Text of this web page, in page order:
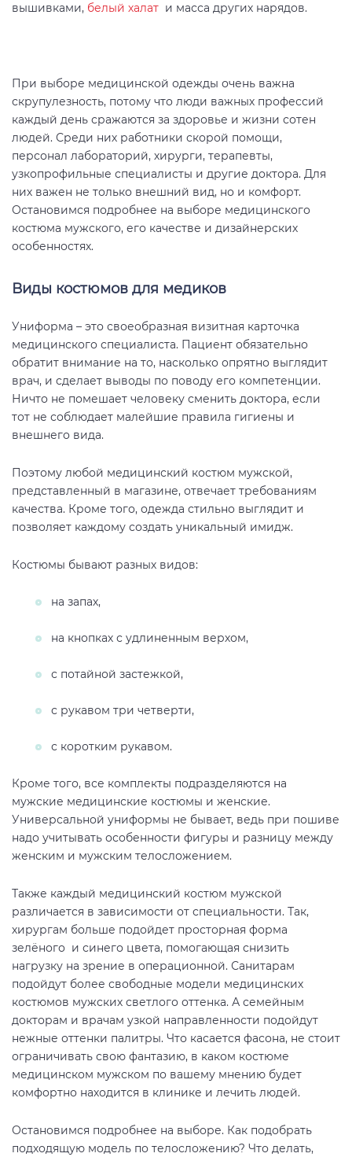
вышивками, белый халат и масса других нарядов.
При выборе медицинской одежды очень важна
скрупулезность, потому что люди важных профессий
каждый день сражаются за здоровье и жизни сотен
людей. Среди них работники скорой помощи,
персонал лабораторий, хирурги, терапевты,
узкопрофильные специалисты и другие доктора. Для
них важен не только внешний вид, но и комфорт.
Остановимся подробнее на выборе медицинского
костюма мужского, его качестве и дизайнерских
особенностях.
Виды костюмов для медиков
Униформа – это своеобразная визитная карточка
медицинского специалиста. Пациент обязательно
обратит внимание на то, насколько опрятно выглядит
врач, и сделает выводы по поводу его компетенции.
Ничто не помешает человеку сменить доктора, если
тот не соблюдает малейшие правила гигиены и
внешнего вида.
Поэтому любой медицинский костюм мужской,
представленный в магазине, отвечает требованиям
качества. Кроме того, одежда стильно выглядит и
позволяет каждому создать уникальный имидж.
Костюмы бывают разных видов:
на запах,
на кнопках с удлиненным верхом,
с потайной застежкой,
с рукавом три четверти,
с коротким рукавом.
Кроме того, все комплекты подразделяются на
мужские медицинские костюмы и женские.
Универсальной униформы не бывает, ведь при пошиве
надо учитывать особенности фигуры и разницу между
женским и мужским телосложением.
Также каждый медицинский костюм мужской
различается в зависимости от специальности. Так,
хирургам больше подойдет просторная форма
зелёного и синего цвета, помогающая снизить
нагрузку на зрение в операционной. Санитарам
подойдут более свободные модели медицинских
костюмов мужских светлого оттенка. А семейным
докторам и врачам узкой направленности подойдут
нежные оттенки палитры. Что касается фасона, не стоит
ограничивать свою фантазию, в каком костюме
медицинском мужском по вашему мнению будет
комфортно находится в клинике и лечить людей.
Остановимся подробнее на выборе. Как подобрать
подходящую модель по телосложению? Что делать,